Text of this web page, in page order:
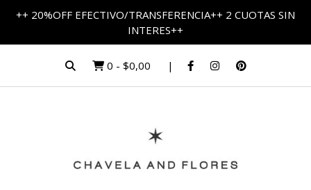
++ 20%OFF EFECTIVO/TRANSFERENCIA++ 2 CUOTAS SIN
INTERES++
0 - $0,00